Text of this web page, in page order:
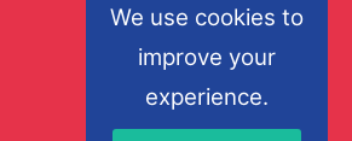
We use cookies to
improve your
experience.